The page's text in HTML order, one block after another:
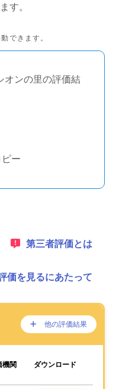
す。
ョンリンクです。
できます。
オンの里の評価結
ー
1：
第三者評価とは
：価を見るにあたって
は以上です。
エリアです。
ここに過去の公表
他の評価結果
が、あります。
でダウンロードするこ
機関 ダウンロード